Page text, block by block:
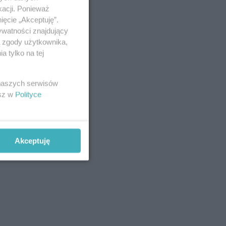
Ponieważ
„Akceptuję”.
znajdujący
użytkownika,
tylko na tej
serwisów
w Polityce
Akceptuję